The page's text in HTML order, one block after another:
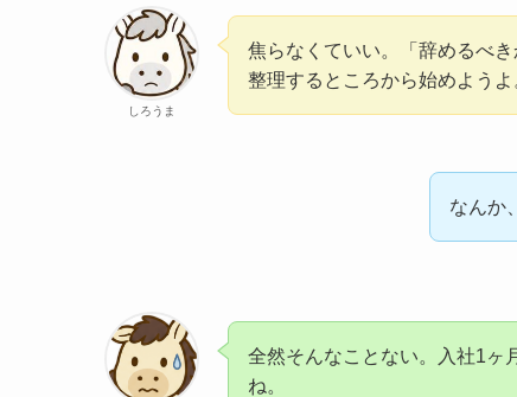
しろうま
焦らなくていい。「辞めるべ
整理するところから始めようよ
なんか
全然そんなことない。入社1ヶ
ね。